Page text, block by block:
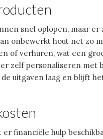
snel oplopen, maar
onbewerkt hout net zo
of verhuren, wat een
zelf personaliseren met
uitgaven laag en blijft
financiële hulp